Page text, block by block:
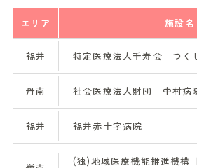
エリア 施設名
福井 特定医療法人千寿会 つく
丹南 社会医療法人財団 中村病
福井 福井赤十字病院
(独)地域医療機能推進機構